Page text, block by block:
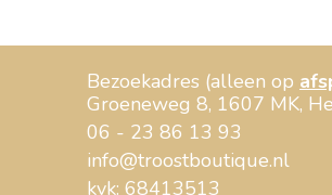
Bezoekadres (alleen op
Groeneweg 8, 1607 MK,
06 - 23 86 13 93
info@troostboutique.nl
kvk: 68413513